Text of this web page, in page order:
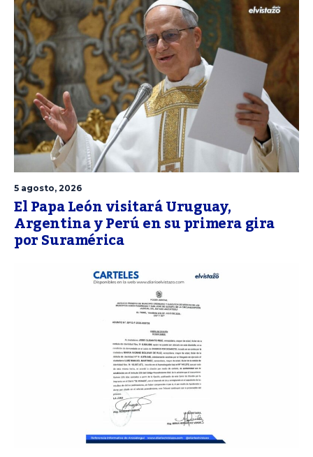
5 agosto, 2026
El Papa León visitará Uruguay,
Argentina y Perú en su primera gira
por Suramérica